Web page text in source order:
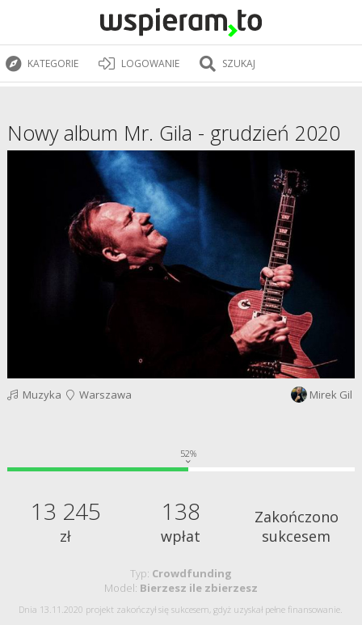
KATEGORIE LOGOWANIE SZUKAJ
Nowy album Mr. Gila - grudzień 2020
Muzyka Warszawa Mirek Gil
52%
13 245
zł
138
wpłat
Zakończono
sukcesem
Typ: Crowdfunding
Model: Bierzesz ile zbierzesz
Dnia 13.11.2020 projekt zakończył się sukcesem, gdyż uzyskał pełne finansowanie.